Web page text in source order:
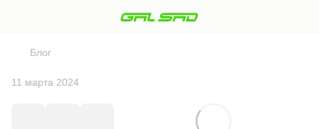
Блог
11 марта 2024